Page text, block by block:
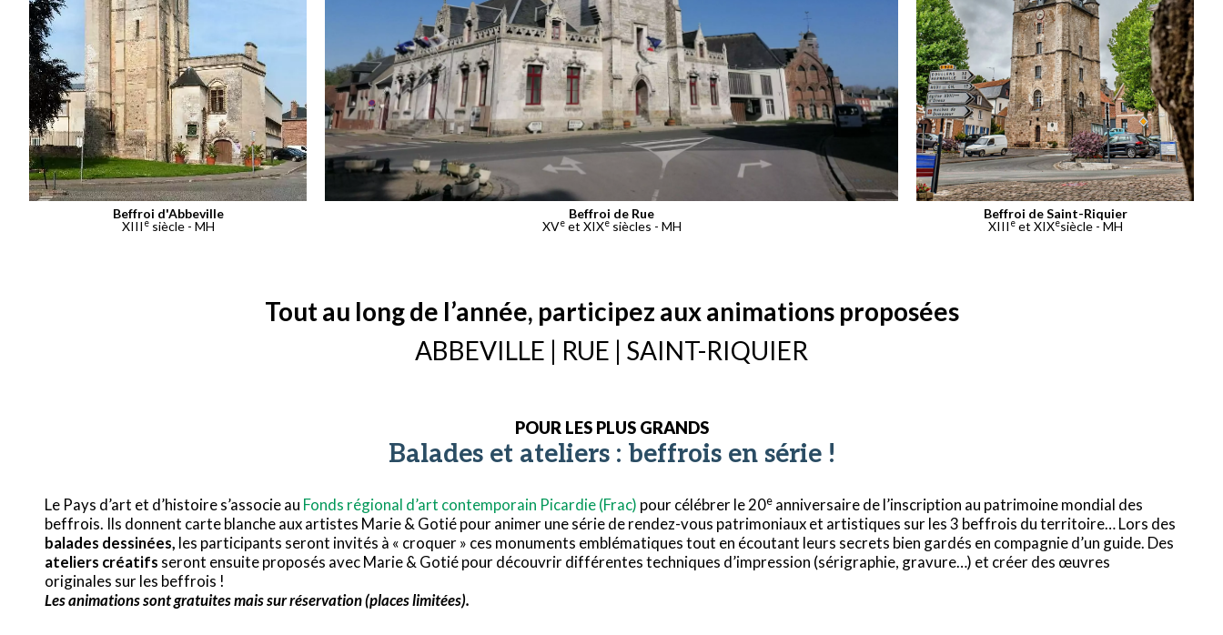
Beffroi d'Abbeville
XIII esiècle - MH
Beffroi de Rue
XVeet XIXesiècles - MH
Beffroi de Saint-Riquier
XIII eet XIXesiècle - MH
Tout au long de l’année, participez aux animations proposées
ABBEVILLE | RUE | SAINT-RIQUIER
POUR LES PLUS GRANDS
Balades et ateliers : beffrois en série !
Le Pays d’art et d’histoire s’associe au Fonds régional d’art contemporain Picardie (Frac) pour célébrer le 20eanniversaire de l’inscription au patrimoine mondial des
beffrois. Ils donnent carte blanche aux artistes Marie & Gotié pour animer une série de rendez-vous patrimoniaux et artistiques sur les 3 beffrois du territoire… Lors des
balades dessinées, les participants seront invités à « croquer » ces monuments emblématiques tout en écoutant leurs secrets bien gardés en compagnie d’un guide. Des
ateliers créatifs seront ensuite proposés avec Marie & Gotié pour découvrir différentes techniques d’impression (sérigraphie, gravure…) et créer des œuvres
originales sur les beffrois !
Les animations sont gratuites mais sur réservation (places limitées).